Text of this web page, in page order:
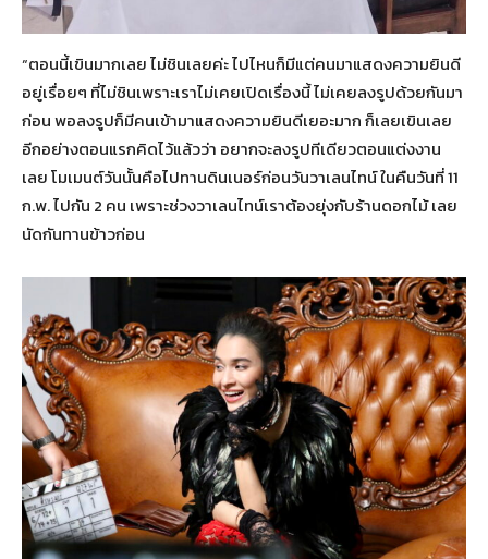
“ตอนนี้เขินมากเลย ไม่ชินเลยค่ะ ไปไหนก็มีแต่คนมาแสดงความยินดี
อยู่เรื่อยๆ ที่ไม่ชินเพราะเราไม่เคยเปิดเรื่องนี้ ไม่เคยลงรูปด้วยกันมา
ก่อน พอลงรูปก็มีคนเข้ามาแสดงความยินดีเยอะมาก ก็เลยเขินเลย
อีกอย่างตอนแรกคิดไว้แล้วว่า อยากจะลงรูปทีเดียวตอนแต่งงาน
เลย โมเมนต์วันนั้นคือไปทานดินเนอร์ก่อนวันวาเลนไทน์ ในคืนวันที่ 11
ก.พ. ไปกัน 2 คน เพราะช่วงวาเลนไทน์เราต้องยุ่งกับร้านดอกไม้ เลย
นัดกันทานข้าวก่อน